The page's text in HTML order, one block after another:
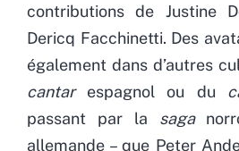
contributions de Justine
Dericq Facchinetti. Des
également dans d’autres
cantarespagnol ou du
passant par la saga
allemande – que Peter